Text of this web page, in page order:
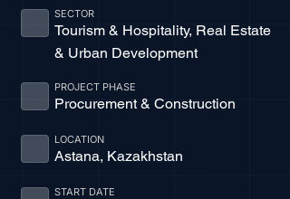
Tourism & Hospitality, Real Estate
& Urban Development
SECTOR
Procurement & Construction
PROJECT PHASE
Astana, Kazakhstan
LOCATION
START DATE